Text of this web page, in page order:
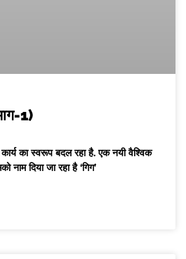
1)
का स्वरूप बदल रहा है. एक नयी वैश्विक
नाम दिया जा रहा है ‘गिग’